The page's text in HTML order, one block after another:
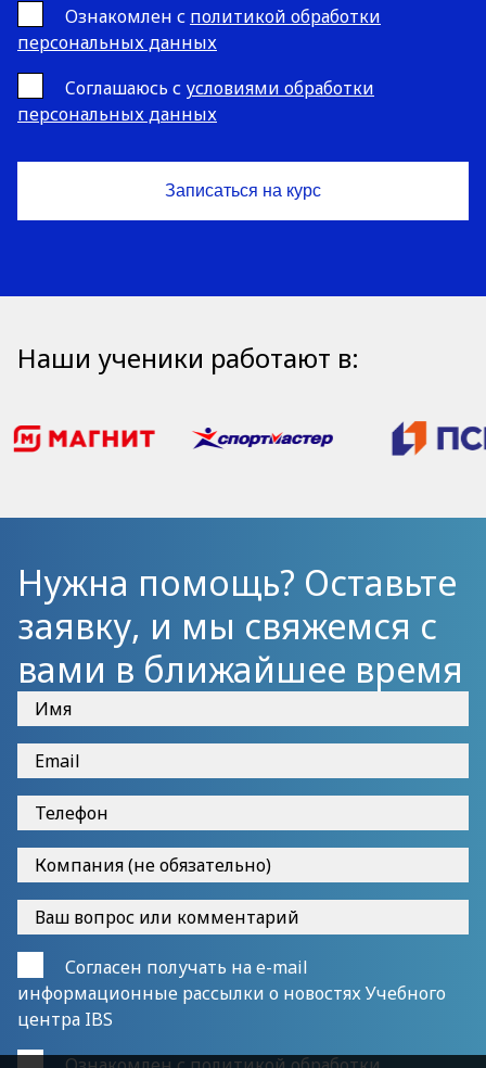
Ознакомлен с политикой обработки
персональных данных
Cоглашаюсь с условиями обработки
персональных данных
Наши ученики работают в:
Нужна помощь? Оставьте
заявку, и мы свяжемся с
вами в ближайшее время
Согласен получать на e-mail
информационные рассылки о новостях Учебного
центра IBS